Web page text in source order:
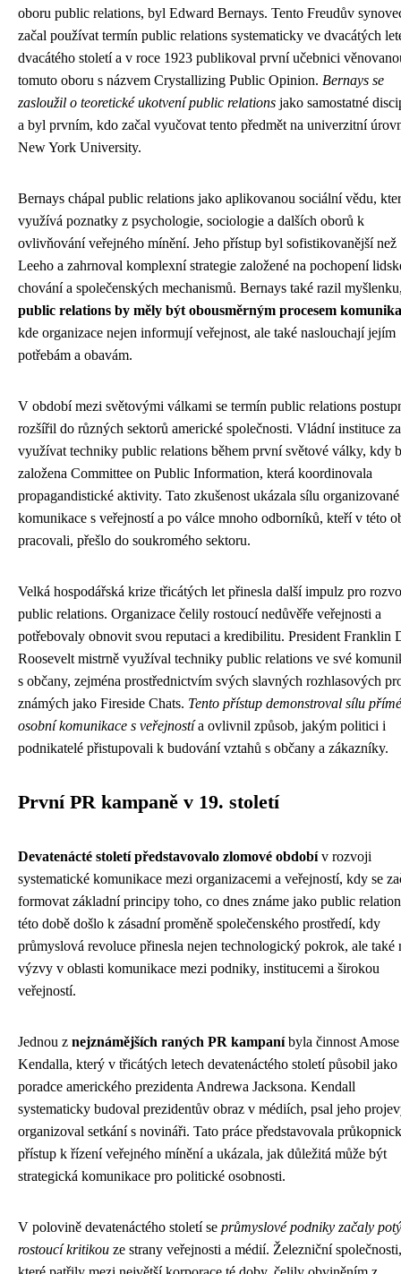
oboru public relations, byl Edward Bernays. Tento Freudův
začal používat termín public relations systematicky ve dvacátých
dvacátého století a v roce 1923 publikoval první učebnici
tomuto oboru s názvem Crystallizing Public Opinion. Bernays se
zasloužil o teoretické ukotvení public relations jako samostatné
a byl prvním, kdo začal vyučovat tento předmět na univerzitní
New York University.
Bernays chápal public relations jako aplikovanou sociální vědu,
využívá poznatky z psychologie, sociologie a dalších oborů k
ovlivňování veřejného mínění. Jeho přístup byl sofistikovanější než
Leeho a zahrnoval komplexní strategie založené na pochopení
chování a společenských mechanismů. Bernays také razil
public relations by měly být obousměrným procesem
kde organizace nejen informují veřejnost, ale také naslouchají jejím
potřebám a obavám.
V období mezi světovými válkami se termín public relations
rozšířil do různých sektorů americké společnosti. Vládní instituce
využívat techniky public relations během první světové války, kdy
založena Committee on Public Information, která koordinovala
propagandistické aktivity. Tato zkušenost ukázala sílu organizované
komunikace s veřejností a po válce mnoho odborníků, kteří v této
pracovali, přešlo do soukromého sektoru.
Velká hospodářská krize třicátých let přinesla další impulz pro
public relations. Organizace čelily rostoucí nedůvěře veřejnosti a
potřebovaly obnovit svou reputaci a kredibilitu. President Franklin
Roosevelt mistrně využíval techniky public relations ve své
s občany, zejména prostřednictvím svých slavných rozhlasových
známých jako Fireside Chats. Tento přístup demonstroval sílu
osobní komunikace s veřejnostía ovlivnil způsob, jakým politici i
podnikatelé přistupovali k budování vztahů s občany a zákazníky.
První PR kampaně v 19. století
Devatenácté století představovalo zlomové obdobív rozvoji
systematické komunikace mezi organizacemi a veřejností, kdy se
formovat základní principy toho, co dnes známe jako public
této době došlo k zásadní proměně společenského prostředí, kdy
průmyslová revoluce přinesla nejen technologický pokrok, ale také
výzvy v oblasti komunikace mezi podniky, institucemi a širokou
veřejností.
Jednou z nejznámějších raných PR kampaníbyla činnost Amose
Kendalla, který v třicátých letech devatenáctého století působil jako
poradce amerického prezidenta Andrewa Jacksona. Kendall
systematicky budoval prezidentův obraz v médiích, psal jeho
organizoval setkání s novináři. Tato práce představovala
přístup k řízení veřejného mínění a ukázala, jak důležitá může být
strategická komunikace pro politické osobnosti.
V polovině devatenáctého století se průmyslové podniky začaly
rostoucí kritikou ze strany veřejnosti a médií. Železniční společnosti,